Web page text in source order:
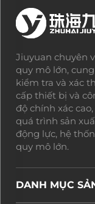
Jiuyuan chuyên
quy mô lớn,
kiểm tra và xác
cấp thiết bị và
độ chính xác
quá trình sản
động lực, hệ
quy mô lớn.
DANH MỤC